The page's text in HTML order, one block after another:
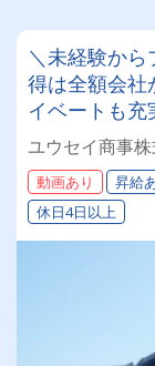
＼未経験か
得は全額会社
イベートも
代が中心のア
ーもイキイキ
ユウセイ商事
動画あり 昇給
休日4日以上